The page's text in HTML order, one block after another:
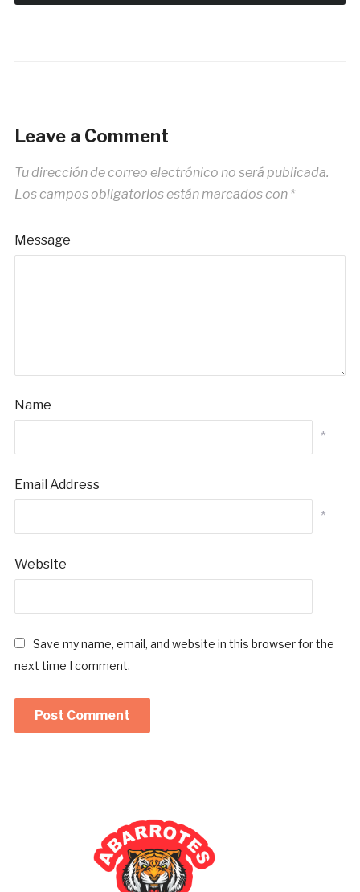
Leave a Comment
Tu dirección de correo electrónico no será publicada.
Los campos obligatorios están marcados con *
Message
Name
*
Email Address
*
Website
Save my name, email, and website in this browser for the
next time I comment.